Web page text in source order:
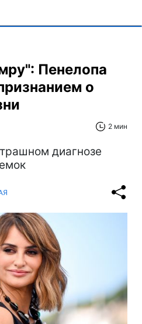
Пенелопа
о
2 мин
диагнозе